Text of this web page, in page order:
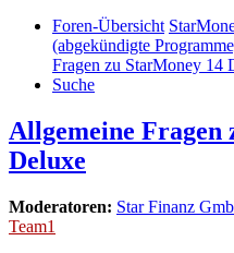
Foren-Übersicht
(abgekündigte
Fragen zu StarMoney 14
Suche
Allgemeine Fragen
Deluxe
Moderatoren: Star Finanz
Team1